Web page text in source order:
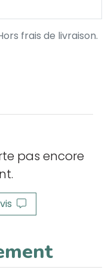
frais de livraison.
pas encore